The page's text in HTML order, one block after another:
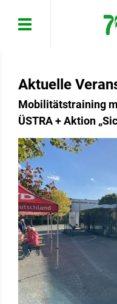
Aktuelle
Mobilitätstraining
ÜSTRA + Aktion